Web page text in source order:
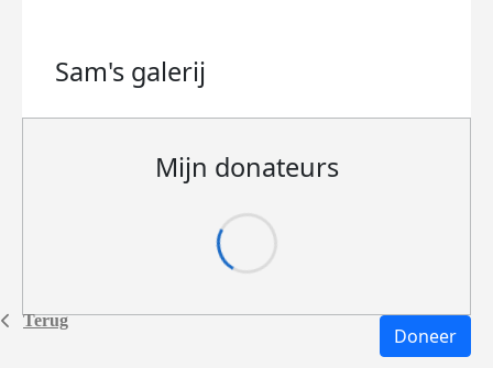
Terug
Sam's galerij
Mijn donateurs
Doneer